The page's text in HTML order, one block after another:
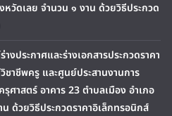
หวัดเลย จำนวน ๑ งาน ด้วยวิธีประกวด
งประกาศและร่างเอกสารประกวดราคา
าชีพครู และศูนย์ประสานงานการ
ศาสตร์ อาคาร 23 ตำบลเมือง อำเภอ
ด้วยวิธีประกวดราคาอิเล็กทรอนิกส์